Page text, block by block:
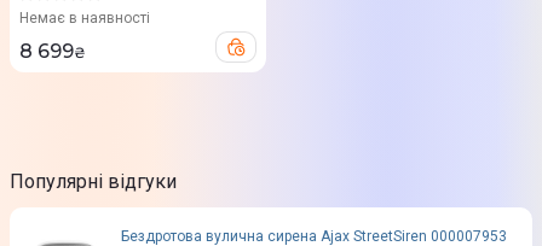
Немає в наявності
8 699₴
Популярні відгуки
Бездротова вулична сирена Ajax StreetSiren 000007953